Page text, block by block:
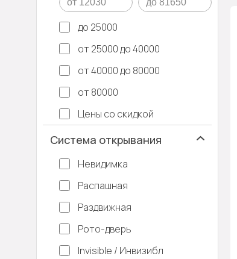
до 25000
от 25000 до 40000
от 40000 до 80000
от 80000
Цены со скидкой
Система открывания
Невидимка
Распашная
Раздвижная
Рото-дверь
Invisible / Инвизибл